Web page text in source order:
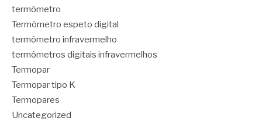
termômetro
Termômetro espeto digital
termômetro infravermelho
termômetros digitais infravermelhos
Termopar
Termopar tipo K
Termopares
Uncategorized